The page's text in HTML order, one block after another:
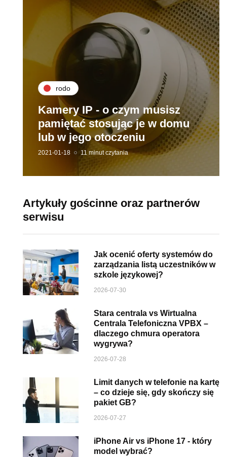
rodo
Kamery IP - o czym musisz
pamiętać stosując je w domu
lub w jego otoczeniu
2021-01-18 11 minut czytania
Artykuły gościnne oraz partnerów
serwisu
Jak ocenić oferty systemów do
zarządzania listą uczestników w
szkole językowej?
2026-07-30
Stara centrala vs Wirtualna
Centrala Telefoniczna VPBX –
dlaczego chmura operatora
wygrywa?
2026-07-28
Limit danych w telefonie na kartę
– co dzieje się, gdy skończy się
pakiet GB?
2026-07-27
iPhone Air vs iPhone 17 - który
model wybrać?